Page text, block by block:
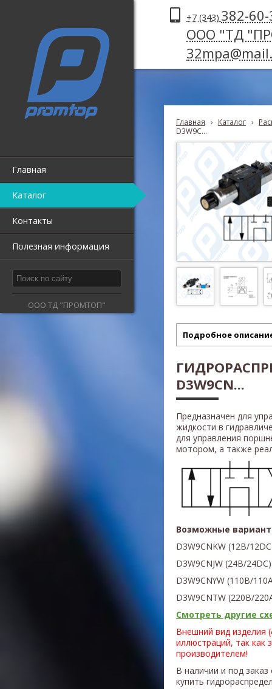
Главная
Каталог
Контакты
Полезная информация
ООО ТД "ПРОМТОП"
+7 (343) 382-
ООО "ТД
Главная › Каталог ›
D3W9C...
Подробное
D3W9CN...
Предназначен для
жидкости в
для управления
мотором, а также
Возможные
D3W9CNKW (12В/
D3W9CNJW (24В/24DC)
D3W9CNYW (110В/
D3W9CNTW (220В/
Смотреть другие
Внешний вид изделия
иллюстраций, так как
производителем!
В наличии и под
купить